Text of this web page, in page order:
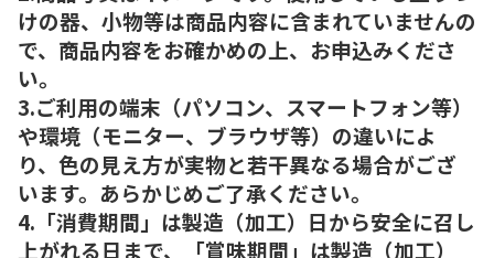
けの器、小物等は商品内容に含まれていませんの
で、商品内容をお確かめの上、お申込みくださ
い。
3.ご利用の端末（パソコン、スマートフォン等）
や環境（モニター、ブラウザ等）の違いによ
り、色の見え方が実物と若干異なる場合がござ
います。あらかじめご了承ください。
4.「消費期間」は製造（加工）日から安全に召し
上がれる日まで、「賞味期間」は製造（加工）